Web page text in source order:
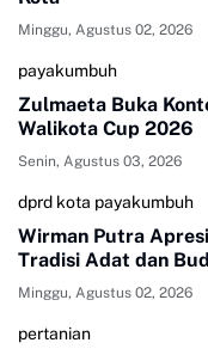
Minggu, Agustus 02, 2026
payakumbuh
Zulmaeta Buka
Walikota Cup 2026
Senin, Agustus 03, 2026
dprd kota payakumbuh
Wirman Putra
Tradisi Adat dan
Minggu, Agustus 02, 2026
pertanian